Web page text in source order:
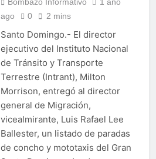
Bombazo Informativo
1 año
ago
0 2 mins
Santo Domingo.- El director
ejecutivo del Instituto Nacional
de Tránsito y Transporte
Terrestre (Intrant), Milton
Morrison, entregó al director
general de Migración,
vicealmirante, Luis Rafael Lee
Ballester, un listado de paradas
de concho y mototaxis del Gran